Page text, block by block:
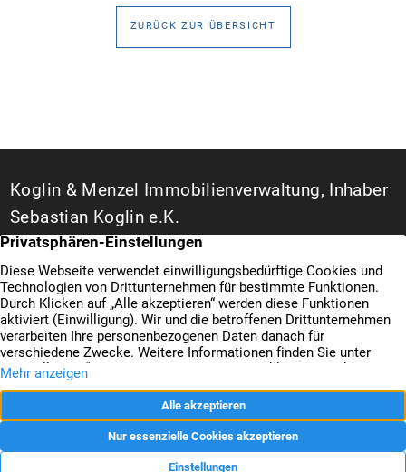
Sanierung in Einzelmaßnahmen […]
ZURÜCK ZUR ÜBERSICHT
Koglin & Menzel Immobilienverwaltung, Inhaber
Sebastian Koglin e.K.
WEG- und Hausverwalter in Duisburg
Bismarckstraße 142 A
47057 Duisburg
+49 203 3487777
Datenschutz